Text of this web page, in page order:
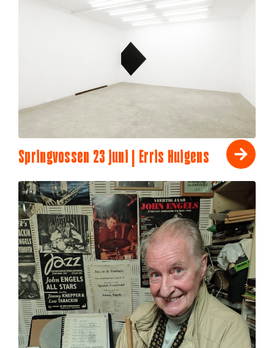
Springvossen 23 juni | Erris Huigens